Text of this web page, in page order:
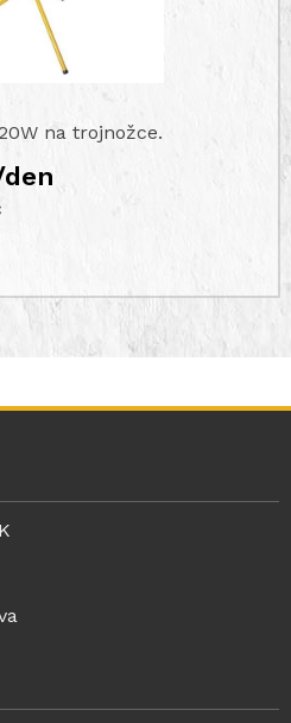
na trojnožce.
den